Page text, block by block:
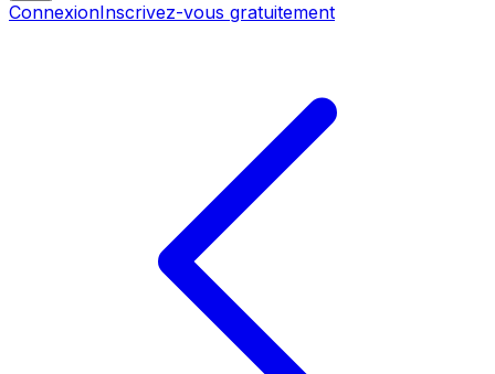
ConnexionInscrivez-vous gratuitement